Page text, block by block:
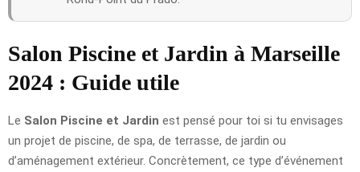
Salon Piscine et Jardin à Marseille
2024 : Guide utile
Le Salon Piscine et Jardin est pensé pour toi si tu envisages
un projet de piscine, de spa, de terrasse, de jardin ou
d’aménagement extérieur. Concrètement, ce type d’événement